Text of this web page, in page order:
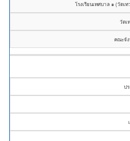
โรงเรียนเทศบาล ๑ (วัดเ
วัดเ
คณะจั
ป